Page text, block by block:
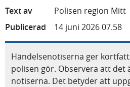
Text av
Polisen region Mitt
Publicerad
14 juni 2026 07.58
Händelsenotiserna ger
polisen gör. Observera att
notiserna. Det betyder att